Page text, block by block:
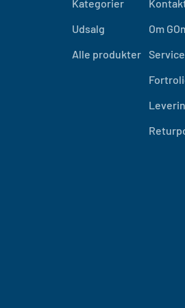
Kategorier
Udsalg
Alle produkter
Om